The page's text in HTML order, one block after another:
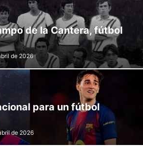
de la Cantera, fútbol
de 2026
para un fútbol
de 2026